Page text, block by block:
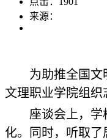
来源：
为助推全国文
文理职业学院组织
座谈会上，学
化。同时，听取